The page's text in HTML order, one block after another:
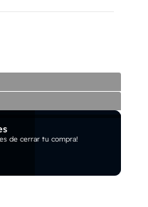
de cerrar tu compra!